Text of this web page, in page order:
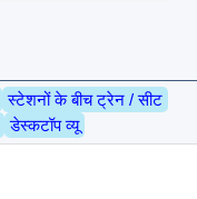
स्टेशनों के बीच ट्रेन / सीट
डेस्कटॉप व्यू